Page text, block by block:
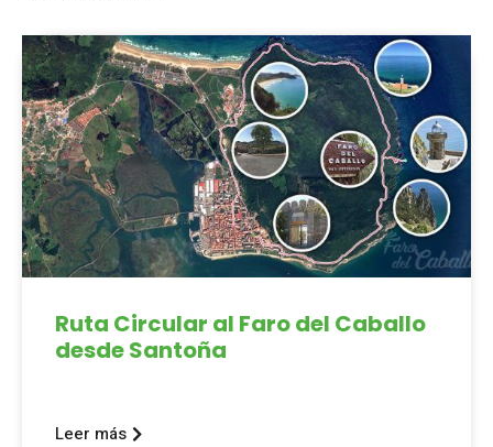
Ruta Circular al Faro del Caballo
desde Santoña
Leer más